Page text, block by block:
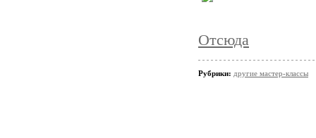
Отсюда
Рубрики: другие мастер-классы